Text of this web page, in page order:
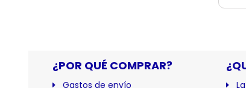
¿POR QUÉ COMPRAR?
Gastos de envío